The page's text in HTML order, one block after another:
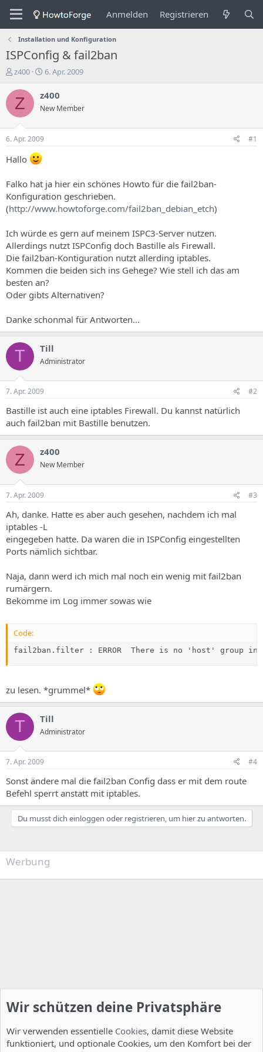
Anmelden Registrieren
Installation und Konfiguration
ISPConfig & fail2ban
E
s
e
l
e
r
d
s
T
h
m
a
s
z400
E
s
e
d
a
t
m
6. Apr. 2009
Z z400
New Member
6. Apr. 2009 #1
Hallo
Falko hat ja hier ein schönes Howto für die fail2ban-
Konfiguration geschrieben.
(http://www.howtoforge.com/fail2ban_debian_etch)
Ich würde es gern auf meinem ISPC3-Server nutzen.
Allerdings nutzt ISPConfig doch Bastille als Firewall.
Die fail2ban-Kontiguration nutzt allerding iptables.
Kommen die beiden sich ins Gehege? Wie stell ich das am
besten an?
Oder gibts Alternativen?
Danke schonmal für Antworten...
T Till
Administrator
7. Apr. 2009 #2
Bastille ist auch eine iptables Firewall. Du kannst natürlich
auch fail2ban mit Bastille benutzen.
Z z400
New Member
7. Apr. 2009 #3
Ah, danke. Hatte es aber auch gesehen, nachdem ich mal
iptables -L
eingegeben hatte. Da waren die in ISPConfig eingestellten
Ports nämlich sichtbar.
Naja, dann werd ich mich mal noch ein wenig mit fail2ban
rumärgern.
Bekomme im Log immer sowas wie
Code:
fail2ban.filter : ERROR  There is no 'host' group
zu lesen. *grummel*
T Till
Administrator
7. Apr. 2009 #4
Sonst ändere mal die fail2ban Config dass er mit dem route
Befehl sperrt anstatt mit iptables.
Du musst dich einloggen oder registrieren, um hier zu antworten.
Werbung
Wir schützen deine Privatsphäre
Wir verwenden essentielle Cookies, damit diese Website
funktioniert, und optionale Cookies, um den Komfort bei der